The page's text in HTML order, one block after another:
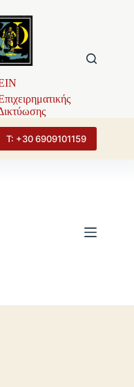
Τ: +30 6909101159